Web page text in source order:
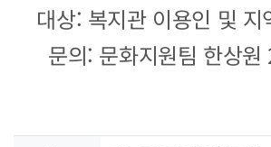
대상: 복지관 이용인 및 지
문의: 문화지원팀 한상